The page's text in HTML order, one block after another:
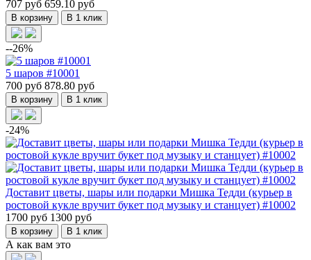
707 руб 659.10 руб
В корзину В 1 клик
--26%
5 шаров #10001
700 руб 878.80 руб
В корзину В 1 клик
-24%
Доставит цветы, шары или подарки Мишка Тедди (курьер в
ростовой кукле вручит букет под музыку и станцует) #10002
1700 руб 1300 руб
В корзину В 1 клик
А как вам это